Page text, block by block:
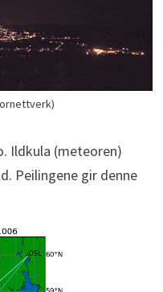
Ildkula (meteoren)
Peilingene gir denne